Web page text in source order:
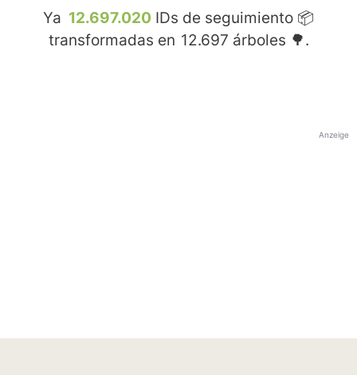
Ya 12.697.020 IDs de seguimiento 📦
transformadas en 12.697 árboles 🌳.
Anzeige